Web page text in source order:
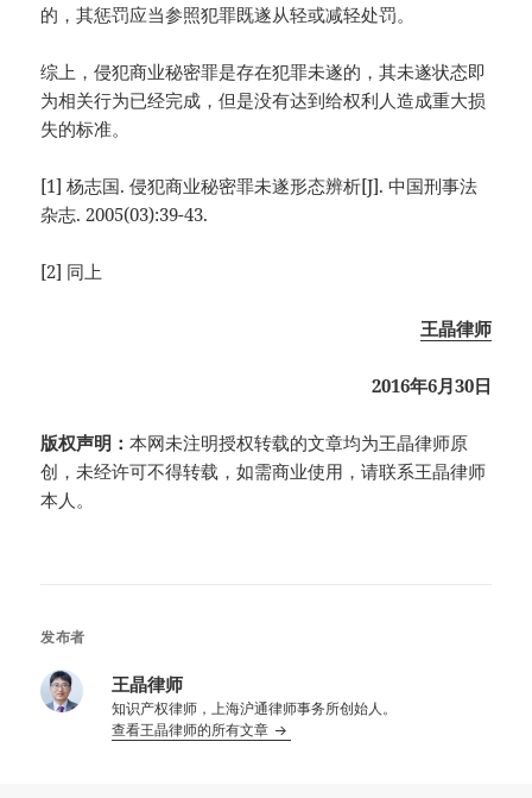
的，其惩罚应当参照犯罪既遂从轻或减轻处罚。
综上，侵犯商业秘密罪是存在犯罪未遂的，其未遂状态即
为相关行为已经完成，但是没有达到给权利人造成重大损
失的标准。
[1] 杨志国. 侵犯商业秘密罪未遂形态辨析[J]. 中国刑事法
杂志. 2005(03):39-43.
[2] 同上
王晶律师
2016年6月30日
版权声明：本网未注明授权转载的文章均为王晶律师原
创，未经许可不得转载，如需商业使用，请联系王晶律师
本人。
发布者
王晶律师
知识产权律师，上海沪通律师事务所创始人。
查看王晶律师的所有文章